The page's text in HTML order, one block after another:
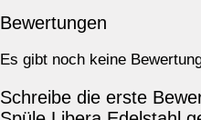
Bewertungen
Es gibt noch keine
Schreibe die erste